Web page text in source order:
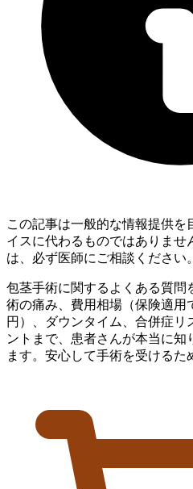
この記事は一般的な情報提供
イスに代わるものではありませ
は、必ず医師にご相談ください。
包茎手術に関するよくある質問
術の痛み、費用相場（保険適用
円）、ダウンタイム、合併症リ
ントまで、患者さんが本当に知
ます。安心して手術を受けるた